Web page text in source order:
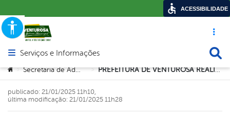
Acesso
Abrir menu principal de navegação
Serviços e Informações
Você está aqui:
> Secretaria de Administração > PREFEITURA DE VENTUROSA REALIZA PAGAMENTO ANTECIPADO DOS SERVIDORES REFERENTE A JANEIRO
publicado: 21/01/2025 11h10,
última modificação: 21/01/2025 11h28
ACESSIBILIDADE